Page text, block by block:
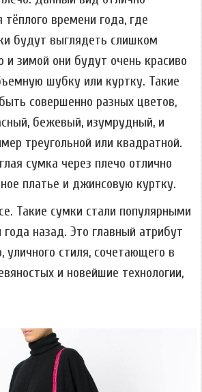
времени года, где
будут выглядеть слишком
и зимой они будут очень красиво
шубку или куртку. Такие
совершенно разных цветов,
бежевый, изумрудный, и
треугольной или квадратной.
сумка через плечо отлично
платье и джинсовую куртку.
Такие сумки стали популярными
назад. Это главный атрибут
уличного стиля, сочетающего в
и новейшие технологии,